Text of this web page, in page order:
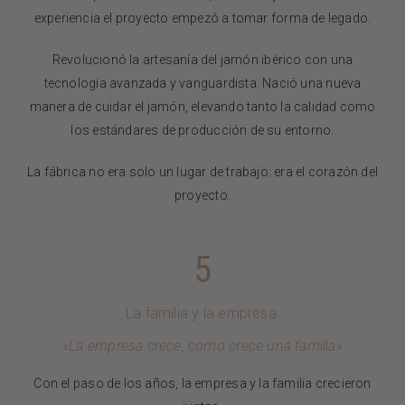
experiencia el proyecto empezó a tomar forma de legado.
Revolucionó la artesanía del jamón ibérico con una
tecnología avanzada y vanguardista. Nació una nueva
manera de cuidar el jamón, elevando tanto la calidad como
los estándares de producción de su entorno.
La fábrica no era solo un lugar de trabajo: era el corazón del
proyecto
5
La familia y la empresa:
«La empresa crece, como crece una familia»
Con el paso de los años, la empresa y la familia crecieron